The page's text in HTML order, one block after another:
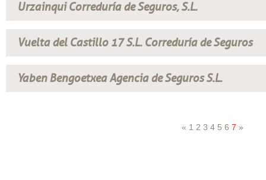
Urzainqui Correduría de Seguros, S.L.
Vuelta del Castillo 17 S.L. Correduría de Seguros
Yaben Bengoetxea Agencia de Seguros S.L.
« 1 2 3 4 5 6 7 »